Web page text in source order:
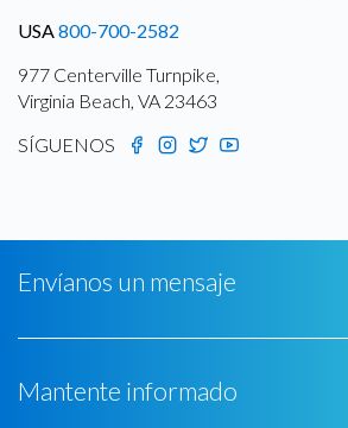
USA 800-700-2582
977 Centerville Turnpike,
Virginia Beach, VA 23463
SÍGUENOS
Envíanos un mensaje
Mantente informado